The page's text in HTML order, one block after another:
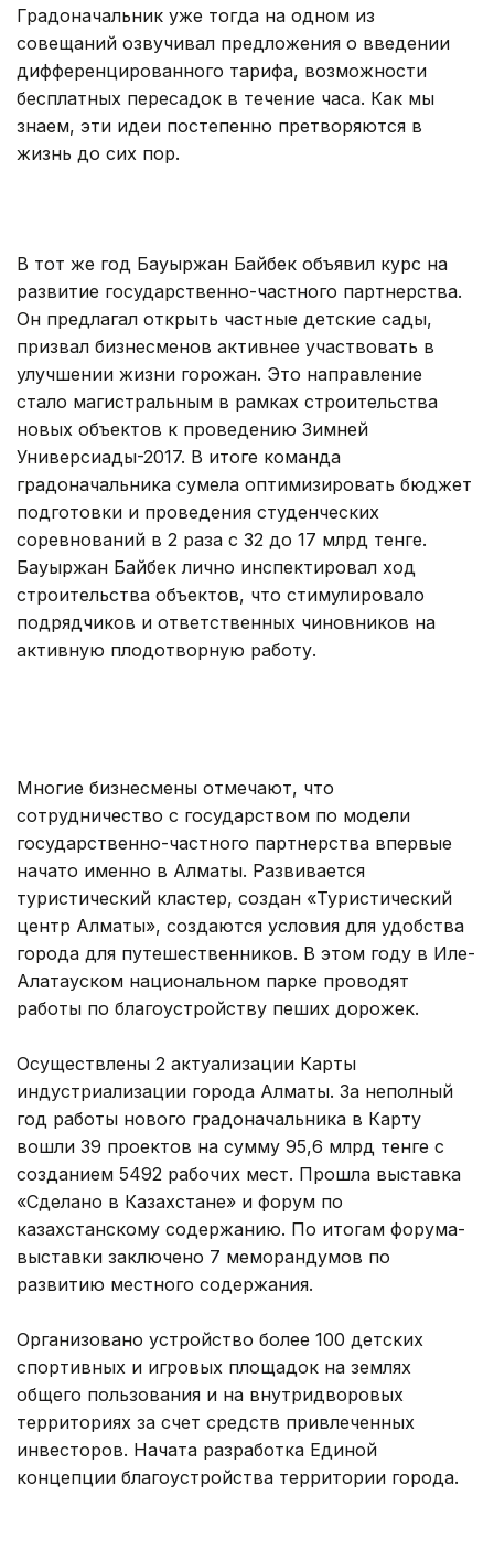
Градоначальник уже тогда на одном из
совещаний озвучивал предложения о введении
дифференцированного тарифа, возможности
бесплатных пересадок в течение часа. Как мы
знаем, эти идеи постепенно претворяются в
жизнь до сих пор.
В тот же год Бауыржан Байбек объявил курс на
развитие государственно-частного партнерства.
Он предлагал открыть частные детские сады,
призвал бизнесменов активнее участвовать в
улучшении жизни горожан. Это направление
стало магистральным в рамках строительства
новых объектов к проведению Зимней
Универсиады-2017. В итоге команда
градоначальника сумела оптимизировать бюджет
подготовки и проведения студенческих
соревнований в 2 раза с 32 до 17 млрд тенге.
Бауыржан Байбек лично инспектировал ход
строительства объектов, что стимулировало
подрядчиков и ответственных чиновников на
активную плодотворную работу.
Многие бизнесмены отмечают, что
сотрудничество с государством по модели
государственно-частного партнерства впервые
начато именно в Алматы. Развивается
туристический кластер, создан «Туристический
центр Алматы», создаются условия для удобства
города для путешественников. В этом году в Иле-
Алатауском национальном парке проводят
работы по благоустройству пеших дорожек.
Осуществлены 2 актуализации Карты
индустриализации города Алматы. За неполный
год работы нового градоначальника в Карту
вошли 39 проектов на сумму 95,6 млрд тенге с
созданием 5492 рабочих мест. Прошла выставка
«Сделано в Казахстане» и форум по
казахстанскому содержанию. По итогам форума-
выставки заключено 7 меморандумов по
развитию местного содержания.
Организовано устройство более 100 детских
спортивных и игровых площадок на землях
общего пользования и на внутридворовых
территориях за счет средств привлеченных
инвесторов. Начата разработка Единой
концепции благоустройства территории города.